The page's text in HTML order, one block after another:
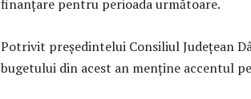
finanțare pentru perioada următoare.
Potrivit președintelui Consiliul Județean
bugetului din acest an menține accentul